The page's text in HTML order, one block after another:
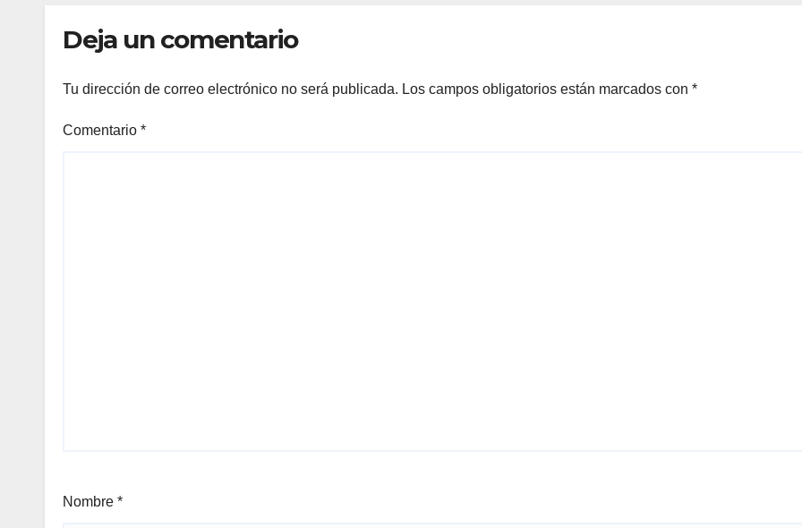
Deja un comentario
Tu dirección de correo electrónico no será publicada. Los campos obligatorios están marcados con *
Comentario *
Nombre *